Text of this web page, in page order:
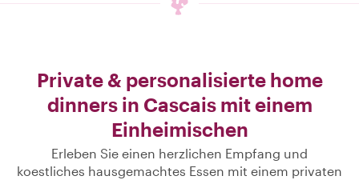
Private & personalisierte home
dinners in Cascais mit einem
Einheimischen
Erleben Sie einen herzlichen Empfang und
koestliches hausgemachtes Essen mit einem privaten